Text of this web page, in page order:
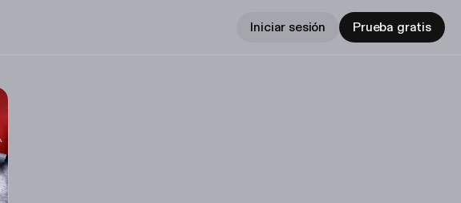
Iniciar sesión Prueba gratis